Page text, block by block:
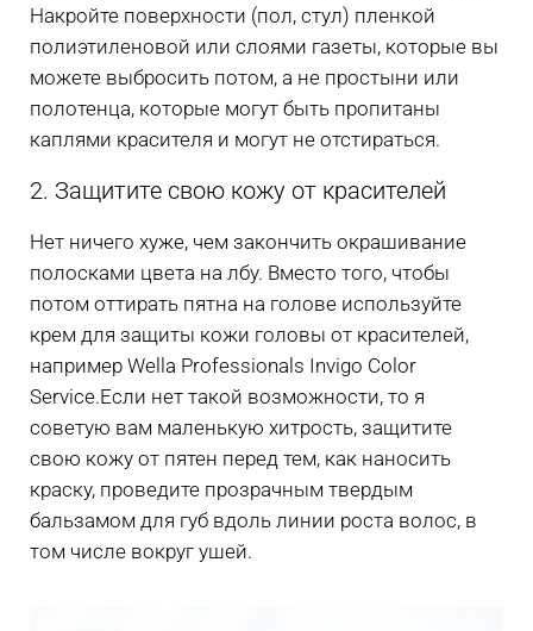
Накройте поверхности (пол, стул) пленкой
полиэтиленовой или слоями газеты, которые вы
можете выбросить потом, а не простыни или
полотенца, которые могут быть пропитаны
каплями красителя и могут не отстираться.
2. Защитите свою кожу от красителей
Нет ничего хуже, чем закончить окрашивание
полосками цвета на лбу. Вместо того, чтобы
потом оттирать пятна на голове используйте
крем для защиты кожи головы от красителей,
например Wella Professionals Invigo Color
Service.Если нет такой возможности, то я
советую вам маленькую хитрость, защитите
свою кожу от пятен перед тем, как наносить
краску, проведите прозрачным твердым
бальзамом для губ вдоль линии роста волос, в
том числе вокруг ушей.